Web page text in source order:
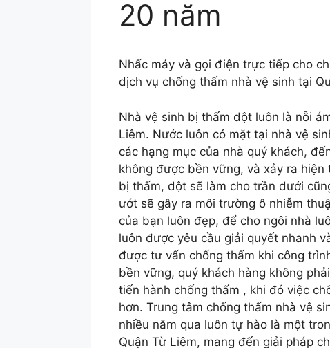
20 năm
Nhấc máy và gọi điện trực tiếp cho
dịch vụ chống thấm nhà vệ sinh tại
Nhà vệ sinh bị thấm dột luôn là nỗi
Liêm. Nước luôn có mặt tại nhà vệ
các hạng mục của nhà quý khách,
không được bền vững, và xảy ra
bị thấm, dột sẽ làm cho trần dưới
ướt sẽ gây ra môi trường ô nhiễm
của bạn luôn đẹp, để cho ngôi nhà
luôn được yêu cầu giải quyết nhanh
được tư vấn chống thấm khi công
bền vững, quý khách hàng không
tiến hành chống thấm , khi đó việc
hơn. Trung tâm chống thấm nhà vệ
nhiều năm qua luôn tự hào là một
Quận Từ Liêm, mang đến giải pháp